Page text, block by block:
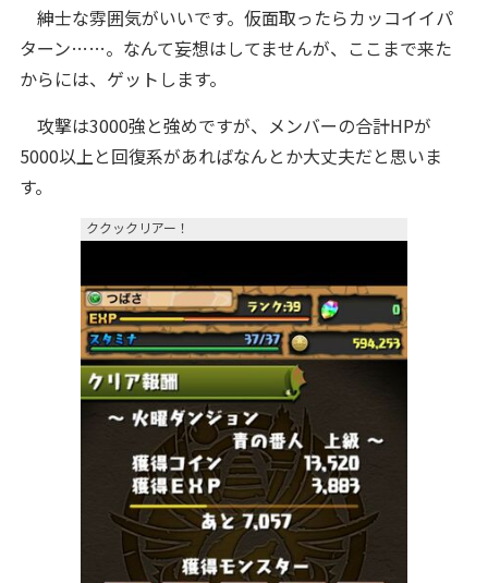
紳士な雰囲気がいいです。仮面取ったらカッコイイパ
ターン……。なんて妄想はしてませんが、ここまで来た
からには、ゲットします。
攻撃は3000強と強めですが、メンバーの合計HPが
5000以上と回復系があればなんとか大丈夫だと思いま
す。
ククックリアー！